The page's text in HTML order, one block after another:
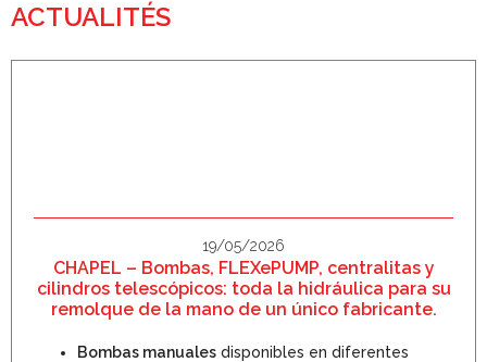
ACTUALITÉS
19/05/2026
CHAPEL – Bombas, FLEXePUMP, centralitas y
cilindros telescópicos: toda la hidráulica para su
remolque de la mano de un único fabricante.
Bombas manuales disponibles en diferentes